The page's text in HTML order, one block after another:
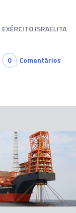
EXÉRCITO ISRAELITA
0 Comentários